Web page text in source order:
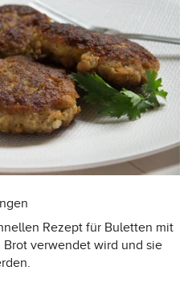
Rezept für Buletten mit
verwendet wird und sie